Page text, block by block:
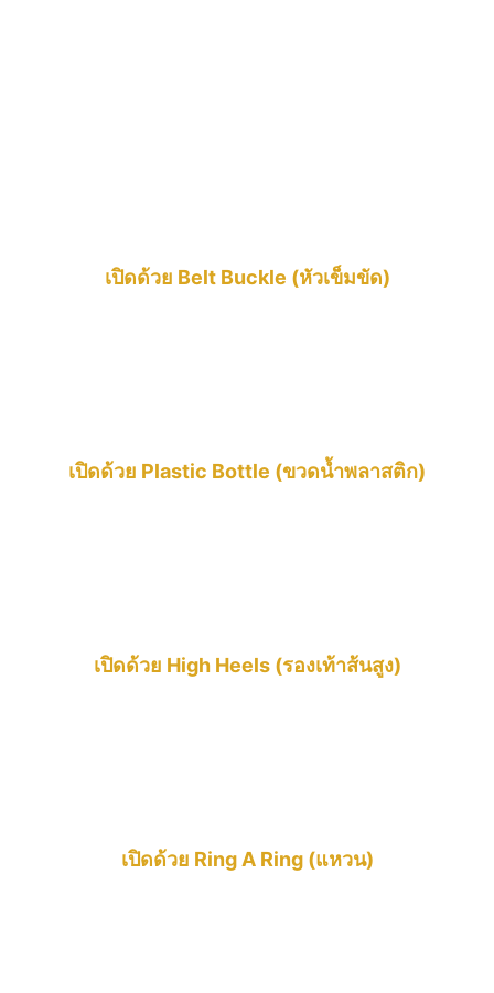
เปิดด้วย Belt Buckle (หัวเข็มขัด)
เปิดด้วย Plastic Bottle (ขวดน้ำพลาสติก)
เปิดด้วย High Heels (รองเท้าส้นสูง)
เปิดด้วย Ring A Ring (แหวน)